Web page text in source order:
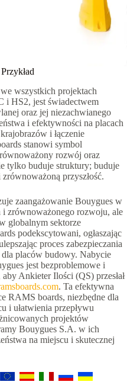
wszystkich projektach
i HS2, jest świadectwem
oraz jej niezachwianego
i efektywności na placach
i łączenie
stanowi symbol
rozwój oraz
tylko buduje struktury; buduje
przyszłość.
zaangażowanie Bouygues w
i zrównoważonego rozwoju, ale
globalnym sektorze
podekscytowani, ogłaszając
proces zabezpieczania
dla placów budowy. Nabycie
jest bezproblemowe i
Ankieter Ilości (QS) przesłał
. Ta efektywna
RAMS boards, niezbędne dla
i ułatwienia przepływu
projektów
Bouygues S.A. w ich
na miejscu i skutecznej